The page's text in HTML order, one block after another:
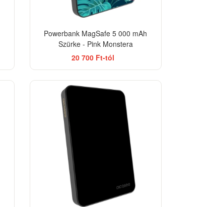
Powerbank MagSafe 5 000 mAh
Szürke - Pink Monstera
20 700 Ft-tól